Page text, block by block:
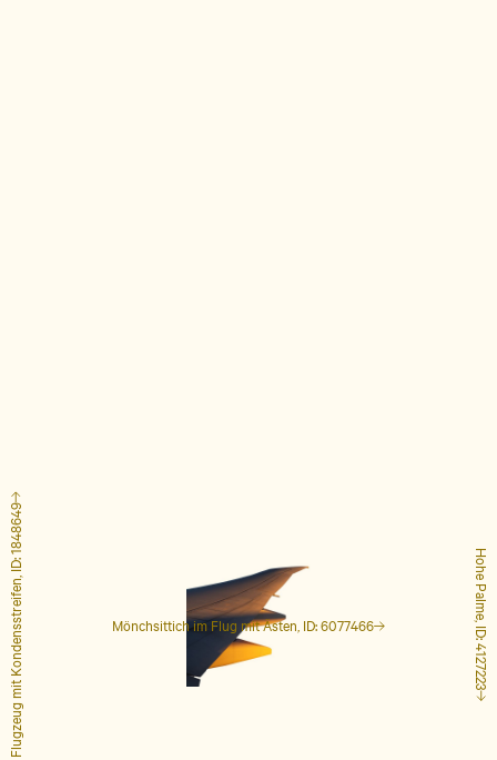
Mönchsittich im Flug mit Ästen, ID: 6077466 Hohe Palme, ID: 4127223
Flugzeug mit Kondensstreifen, ID: 1848649